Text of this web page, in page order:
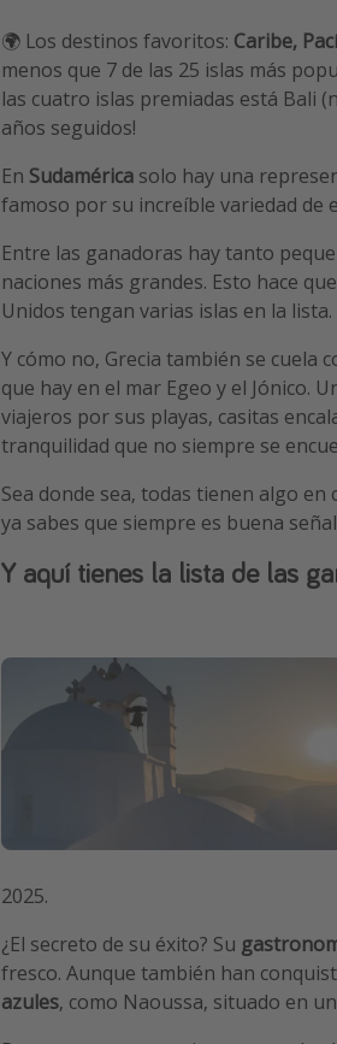
🌍 Los destinos favoritos: Caribe,
menos que 7 de las 25 islas más
las cuatro islas premiadas está Bali
años seguidos!
En Sudamérica solo hay una
famoso por su increíble variedad de
Entre las ganadoras hay tanto
naciones más grandes. Esto hace
Unidos tengan varias islas en la lista.
Y cómo no, Grecia también se cuela
que hay en el mar Egeo y el Jónico.
viajeros por sus playas, casitas
tranquilidad que no siempre se
Sea donde sea, todas tienen algo
ya sabes que siempre es buena
Y aquí tienes la lista de las
2025.
¿El secreto de su éxito? Su
fresco. Aunque también han
azules, como Naoussa, situado en